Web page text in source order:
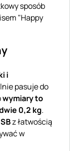
sposób
"Happy
i
pasuje do
wymiary to
0,2 kg.
z łatwością
w